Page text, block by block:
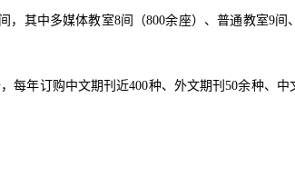
其中多媒体教室8间（800余座）、普通教室9
每年订购中文期刊近400种、外文期刊50余种、